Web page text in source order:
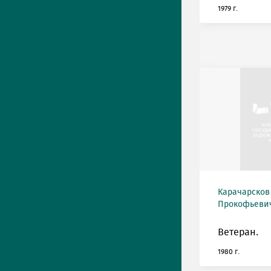
1979 г.
Ветеран.
1980 г.